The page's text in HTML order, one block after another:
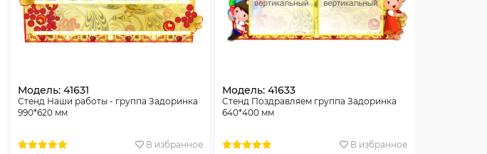
Модель: 41631
Стенд Наши работы - группа Задоринка
990*620 мм
В избранное
Модель: 41633
Стенд Поздравляем группа Задоринка
640*400 мм
В избранное